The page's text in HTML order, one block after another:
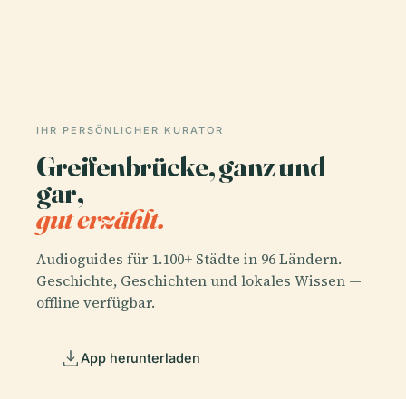
IHR PERSÖNLICHER KURATOR
Greifenbrücke, ganz und
gar,
gut erzählt.
Audioguides für 1.100+ Städte in 96 Ländern.
Geschichte, Geschichten und lokales Wissen —
offline verfügbar.
App herunterladen